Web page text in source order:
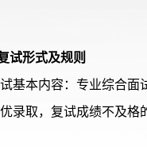
试形式及规则
基本内容：专业综合面
录取，复试成绩不及格